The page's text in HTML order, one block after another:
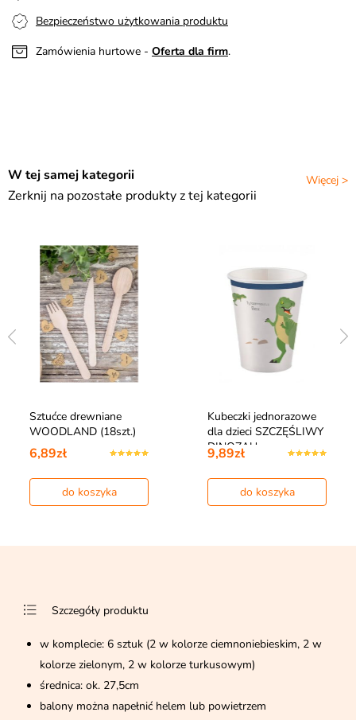
Bezpieczeństwo użytkowania produktu
Zamówienia hurtowe - Oferta dla firm.
Więcej >
W tej samej kategorii
Zerknij na pozostałe produkty z tej kategorii
Sztućce drewniane
WOODLAND (18szt.)
6,89zł
do koszyka
Kubeczki jednorazowe
dla dzieci SZCZĘŚLIWY
DINOZAU…
9,89zł
do koszyka
Szczegóły produktu
w komplecie: 6 sztuk (2 w kolorze ciemnoniebieskim, 2 w
kolorze zielonym, 2 w kolorze turkusowym)
średnica: ok. 27,5cm
balony można napełnić helem lub powietrzem